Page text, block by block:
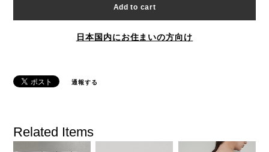
Add to cart
日本国内にお住まいの方向け
通報する
Related Items